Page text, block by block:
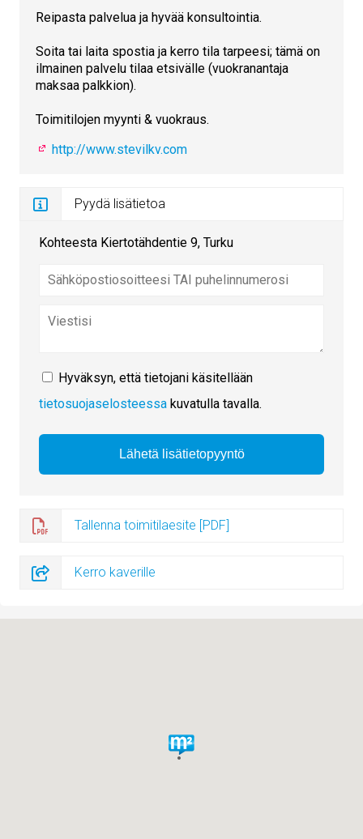
Reipasta palvelua ja hyvää konsultointia.
Soita tai laita spostia ja kerro tila tarpeesi; tämä on
ilmainen palvelu tilaa etsivälle (vuokranantaja
maksaa palkkion).
Toimitilojen myynti & vuokraus.
http://www.stevilkv.com
Pyydä lisätietoa
Kohteesta Kiertotähdentie 9, Turku
Hyväksyn, että tietojani käsitellään
tietosuojaselosteessa kuvatulla tavalla.
Tallenna toimitilaesite [PDF]
Kerro kaverille